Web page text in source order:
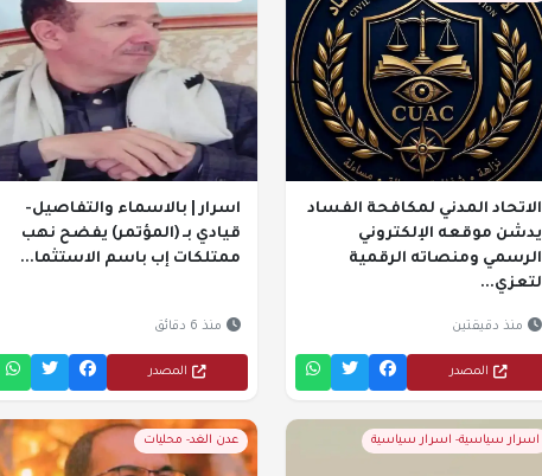
الاتحاد المدني لمكافحة الفساد
يدشن موقعه الإلكتروني
الرسمي ومنصاته الرقمية
لتعزي...
منذ دقيقتين
المصدر
اسرار | بالاسماء والتفاصيل-
قيادي بـ (المؤتمر) يفضح نهب
ممتلكات إب باسم الاستثما...
منذ 6 دقائق
المصدر
اسرار سياسية- اسرار سياسية عدن الغد- محليات